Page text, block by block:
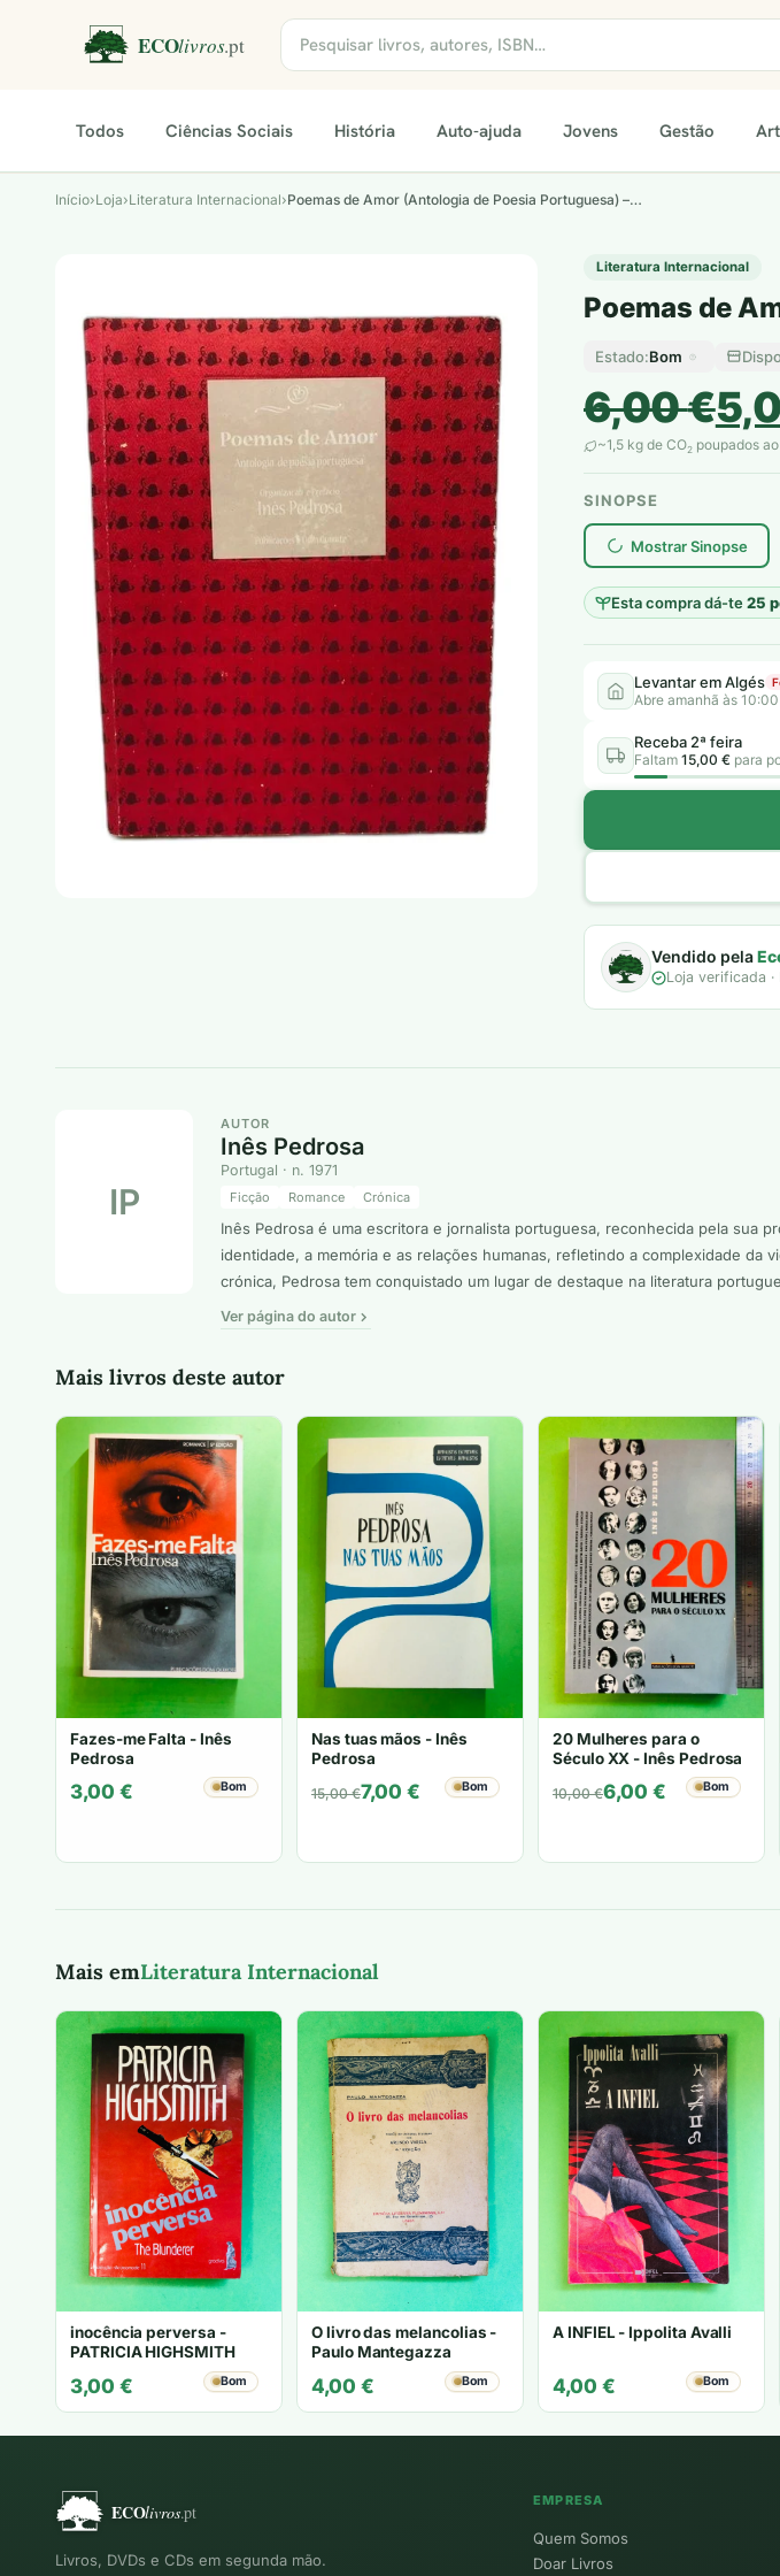
Todos Ciências Sociais História Auto-ajuda Jovens Gestão
Início›Loja›Literatura Internacional›Poemas de Amor (Antologia de Poesia Portuguesa) –…
Literatura Internacional
Poemas de
Estado:Bom
6,00€
O
preço
original
era:
6,00 €.
O
preço
atual
é:
5,00 €.
~1,5 kg de CO2 poupados
SINOPSE
Mostrar Sinopse
Esta compra dá-te25
plantar árvores reais
Levantar em Algés
Abre amanhã às 10:00
Receba 2ª feira
Faltam 15,00 € para
Vendido pela
Loja verificada
IP
AUTOR
Inês Pedrosa
Portugal · n. 1971
Ficção Romance Crónica
Inês Pedrosa é uma escritora e jornalista portuguesa, reconhecida pela sua
identidade, a memória e as relações humanas, refletindo a complexidade da
crónica, Pedrosa tem conquistado um lugar de destaque na literatura
Ver página do autor
Mais livros deste autor
Fazes-me Falta - Inês
Pedrosa
3,00 € Bom
Nas tuas mãos - Inês
Pedrosa
15,00€
O
7,00 €
O
Bom
20 Mulheres para o
Século XX - Inês Pedrosa
10,00€
O
6,00 €
O
Bom
Mais emLiteratura Internacional
inocência perversa -
PATRICIA HIGHSMITH
3,00 € Bom
O livro das melancolias -
Paulo Mantegazza
4,00 € Bom
A INFIEL - Ippolita Avalli
4,00 € Bom
Livros, DVDs e CDs em segunda mão.
EMPRESA
Quem Somos
Doar Livros